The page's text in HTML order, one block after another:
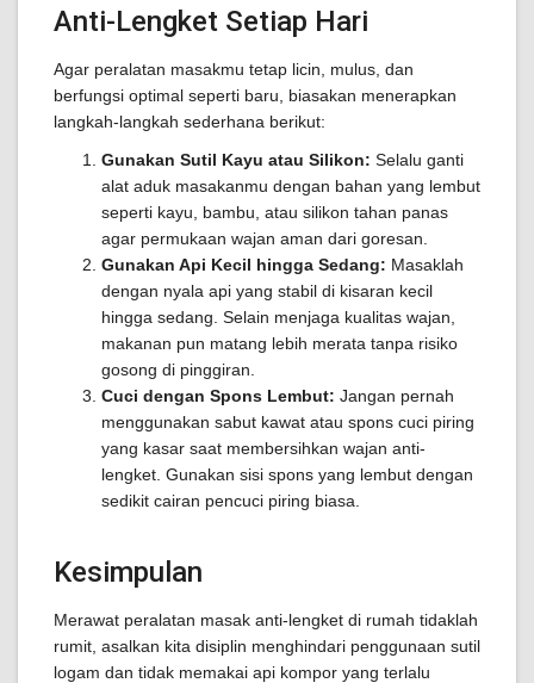
Anti-Lengket Setiap Hari
Agar peralatan masakmu tetap licin, mulus, dan
berfungsi optimal seperti baru, biasakan menerapkan
langkah-langkah sederhana berikut:
Gunakan Sutil Kayu atau Silikon: Selalu ganti
alat aduk masakanmu dengan bahan yang lembut
seperti kayu, bambu, atau silikon tahan panas
agar permukaan wajan aman dari goresan.
Gunakan Api Kecil hingga Sedang: Masaklah
dengan nyala api yang stabil di kisaran kecil
hingga sedang. Selain menjaga kualitas wajan,
makanan pun matang lebih merata tanpa risiko
gosong di pinggiran.
Cuci dengan Spons Lembut: Jangan pernah
menggunakan sabut kawat atau spons cuci piring
yang kasar saat membersihkan wajan anti-
lengket. Gunakan sisi spons yang lembut dengan
sedikit cairan pencuci piring biasa.
Kesimpulan
Merawat peralatan masak anti-lengket di rumah tidaklah
rumit, asalkan kita disiplin menghindari penggunaan sutil
logam dan tidak memakai api kompor yang terlalu